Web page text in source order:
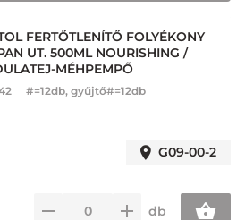
FERTŐTLENÍTŐ FOLYÉKONY
UT. 500ML NOURISHING /
MÉHPEMPŐ
#=12db, gyűjtő#=12db
G09-00-2
db